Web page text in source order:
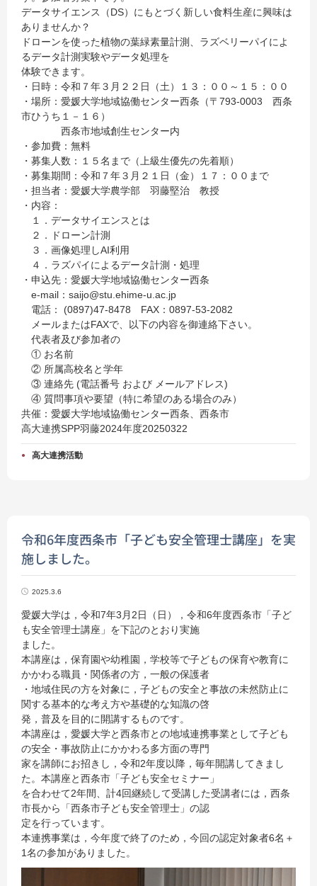
データサイエンス（DS）にもとづく新しい食料生産に興味は
ありませんか？
ドローンを使った植物の葉緑素量計測、ラズベリーパイによ
るデータ計測実験やデータ処理を
体験できます。
・日時：令和７年３月２２日（土）１３：００～１５：００
・場所：愛媛大学地域協働センター西条（〒793-0003 西条
市ひうち１－１６）
西条市地域創生センター内
・参加費：無料
・募集人数：１５名まで（上級生優先の先着順）
・募集期間：令和７年３月２１日（金）１７：００まで
・担当者：愛媛大学農学部 羽藤堅治 教授
・内容：
１．データサイエンスとは
２．ドローン計測
３．画像処理しAI利用
４．ラズパイによるデータ計測・処理
・申込先：愛媛大学地域協働センター西条
e-mail：saijo@stu.ehime-u.ac.jp
電話： (0897)47-8478 FAX：0897-53-2082
メールまたはFAXで、以下の内容を御連絡下さい。
代表者及び参加者の
① お名前
② 所属高校名と学年
③ 連絡先 (電話番号 および メールアドレス)
④ 質問事項や要望（特に希望のある場合のみ）
共催：愛媛大学地域協働センター西条、西条市
高大連携SPP羽藤2024年度20250322
高大連携活動
令和6年度西条市「子ども安全管理士講座」を実
施しました。
2025.3.6
愛媛大学は，令和7年3月2日（日），令和6年度西条市「子ど
も安全管理士講座」を下記のとおり実施
ました。
本講座は，保育園や幼稚園，学校等で子どもの保育や教育に
かかわる職員・関係者の方，一般の保護者
・地域住民の方を対象に，子どもの安全と事故の未然防止に
関する基本的な考え方や基礎的な知識の啓
発，普及を目的に開講するものです。
本講座は，愛媛大学と西条市との地域連携事業として子ども
の安全・事故防止にかかわる多方面の専門
家を講師にお招きし，令和2年度以降，毎年開講してきまし
た。本講座と西条市「子ども安全セミナー」
を合わせて2年間、計4回継続して受講した受講者には，西条
市長から「西条市子ども安全管理士」の認
定を行っています。
本連携事業は，今年度で終了のため，今回の認定対象者6名＋
1名の参加がありました。